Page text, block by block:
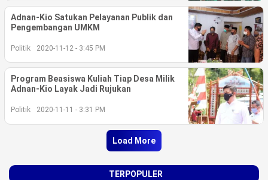
Adnan-Kio Satukan Pelayanan Publik dan
Pengembangan UMKM
Politik 2020-11-12 - 3:45 PM
Program Beasiswa Kuliah Tiap Desa Milik
Adnan-Kio Layak Jadi Rujukan
Politik 2020-11-11 - 3:31 PM
Load More
TERPOPULER